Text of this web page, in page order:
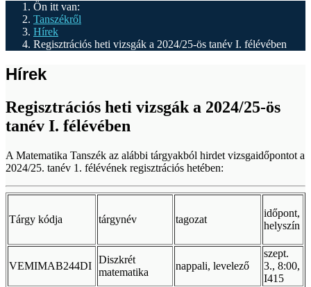
Ön itt van:
Tanszékről
Hírek
Regisztrációs heti vizsgák a 2024/25-ös tanév I. félévében
Hírek
Regisztrációs heti vizsgák a 2024/25-ös
tanév I. félévében
A Matematika Tanszék az alábbi tárgyakból hirdet vizsgaidőpontot a
2024/25. tanév 1. félévének regisztrációs hetében:
Tárgy kódja tárgynév tagozat
időpont,
helyszín
VEMIMAB244DI
Diszkrét
matematika
nappali, levelező
szept.
3., 8:00,
I415